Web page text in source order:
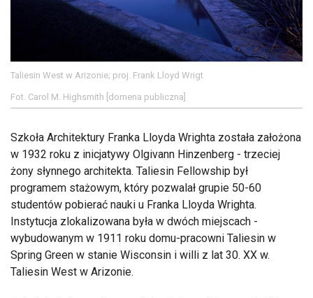
Taliesin West w Arizonie; proj. Frank Lloyd Wrigt
Fot. Carol M. Highsmith [domena publiczna]
Szkoła Architektury Franka Lloyda Wrighta została założona
w 1932 roku z inicjatywy Olgivann Hinzenberg - trzeciej
żony słynnego architekta. Taliesin Fellowship był
programem stażowym, który pozwalał grupie 50-60
studentów pobierać nauki u Franka Lloyda Wrighta.
Instytucja zlokalizowana była w dwóch miejscach -
wybudowanym w 1911 roku domu-pracowni Taliesin w
Spring Green w stanie Wisconsin i willi z lat 30. XX w.
Taliesin West w Arizonie.